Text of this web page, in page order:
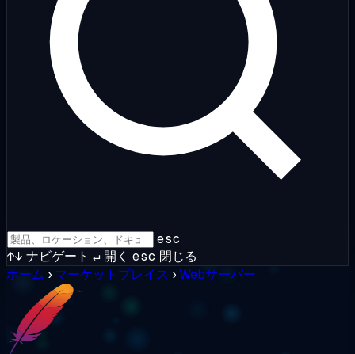
esc
↑↓ ナビゲート ↵ 開く esc 閉じる
ホーム › マーケットプレイス ›Webサーバー